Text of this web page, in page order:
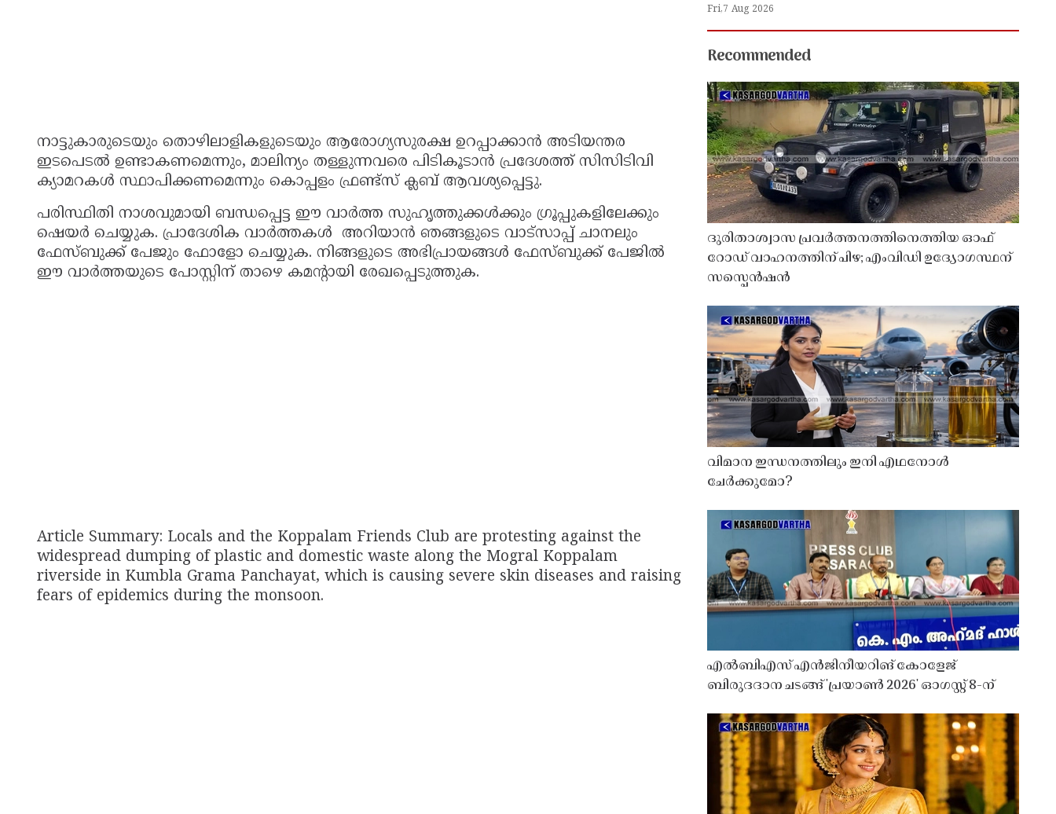
നാട്ടുകാരുടെയും തൊഴിലാളികളുടെയും ആരോഗ്യസുരക്ഷ ഉറപ്പാക്കാൻ അടിയന്തര
ഇടപെടൽ ഉണ്ടാകണമെന്നും, മാലിന്യം തള്ളുന്നവരെ പിടികൂടാൻ പ്രദേശത്ത് സിസിടിവി
ക്യാമറകൾ സ്ഥാപിക്കണമെന്നും കൊപ്പളം ഫ്രണ്ട്സ് ക്ലബ് ആവശ്യപ്പെട്ടു.
പരിസ്ഥിതി നാശവുമായി ബന്ധപ്പെട്ട ഈ വാർത്ത സുഹൃത്തുക്കൾക്കും ഗ്രൂപ്പുകളിലേക്കും
ഷെയർ ചെയ്യുക. പ്രാദേശിക വാർത്തകൾ അറിയാൻ ഞങ്ങളുടെ വാട്സാപ്പ് ചാനലും
ഫേസ്ബുക്ക് പേജും ഫോളോ ചെയ്യുക. നിങ്ങളുടെ അഭിപ്രായങ്ങൾ ഫേസ്ബുക്ക് പേജിൽ
ഈ വാർത്തയുടെ പോസ്റ്റിന് താഴെ കമൻ്റായി രേഖപ്പെടുത്തുക.
Article Summary: Locals and the Koppalam Friends Club are protesting against the
widespread dumping of plastic and domestic waste along the Mogral Koppalam
riverside in Kumbla Grama Panchayat, which is causing severe skin diseases and raising
fears of epidemics during the monsoon.
Fri,7 Aug 2026
Recommended
ദുരിതാശ്വാസ പ്രവർത്തനത്തിനെത്തിയ ഓഫ്
റോഡ് വാഹനത്തിന് പിഴ; എംവിഡി ഉദ്യോഗസ്ഥന്
സസ്പെൻഷൻ
വിമാന ഇന്ധനത്തിലും ഇനി എഥനോൾ
ചേർക്കുമോ?
എൽബിഎസ് എൻജിനീയറിങ് കോളേജ്
ബിരുദദാന ചടങ്ങ് 'പ്രയാൺ 2026' ഓഗസ്റ്റ് 8-ന്